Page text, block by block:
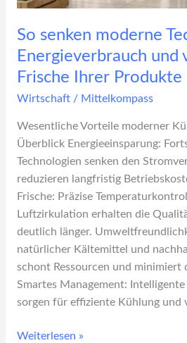
So senken moderne
Energieverbrauch und
Frische Ihrer Produkte
Wirtschaft/ Mittelkompass
Wesentliche Vorteile moderner
Überblick Energieeinsparung:
Technologien senken den
reduzieren langfristig
Frische: Präzise
Luftzirkulation erhalten die
deutlich länger.
natürlicher Kältemittel und
schont Ressourcen und minimiert
Smartes Management:
sorgen für effiziente Kühlung und
Weiterlesen »